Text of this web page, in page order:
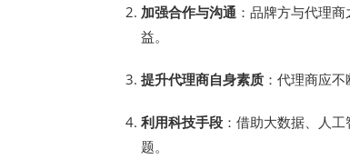
加强合作与沟通 ：品牌方与代理
益。
提升代理商自身素质 ：代理商应
利用科技手段 ：借助大数据、人
题。